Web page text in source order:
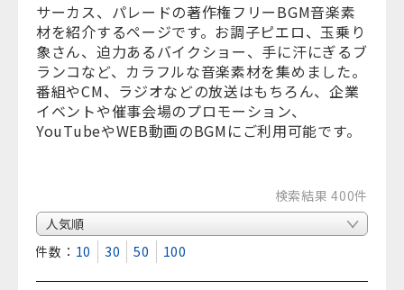
サーカス、パレードの著作権フリーBGM音楽素
材を紹介するページです。お調子ピエロ、玉乗り
象さん、迫力あるバイクショー、手に汗にぎるブ
ランコなど、カラフルな音楽素材を集めました。
番組やCM、ラジオなどの放送はもちろん、企業
イベントや催事会場のプロモーション、
YouTubeやWEB動画のBGMにご利用可能です。
検索結果 400件
表示件数： 10 30 50 100